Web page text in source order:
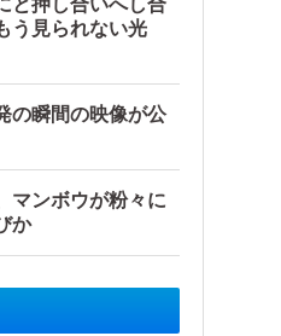
と押し合いへし合
う見られない光
の瞬間の映像が公
マンボウが粉々に
か